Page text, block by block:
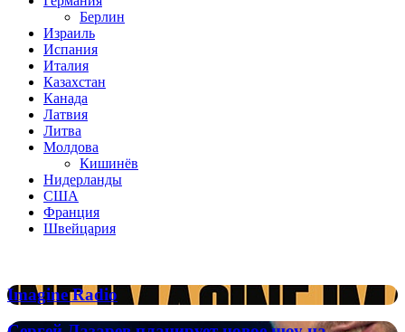
Берлин
Израиль
Испания
Италия
Казахстан
Канада
Латвия
Литва
Молдова
Кишинёв
Нидерланды
США
Франция
Швейцария
Imagine
Radio
Imagine Radio
Сергей